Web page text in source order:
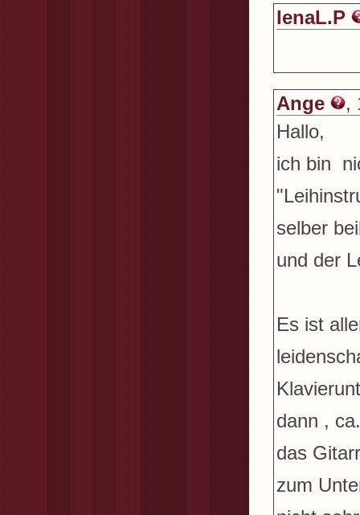
lenaL.P
Ange
,
Hallo,
ich bin
selber
und der
Es ist
dann ,
das
zum